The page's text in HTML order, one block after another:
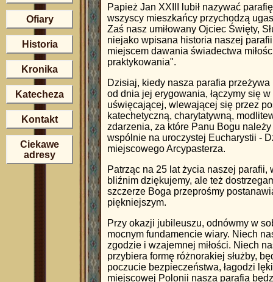
Ofiary
Historia
Kronika
Katecheza
Kontakt
Ciekawe
adresy
Papież Jan XXIII lubił nazywać
wszyscy mieszkańcy przychodzą
Zaś nasz umiłowany Ojciec Święty,
niejako wpisana historia naszej
miejscem dawania świadectwa
praktykowania".
Dzisiaj, kiedy nasza parafia
od dnia jej erygowania, łączymy się
uświęcającej, wlewającej się przez
katechetyczną, charytatywną,
zdarzenia, za które Panu Bogu
wspólnie na uroczystej Eucharystii -
miejscowego Arcypasterza.
Patrząc na 25 lat życia naszej
bliźnim dziękujemy, ale też
szczerze Boga przeprośmy
piękniejszym.
Przy okazji jubileuszu, odnówmy w
mocnym fundamencie wiary. Niech
zgodzie i wzajemnej miłości. Niech
przybiera formę różnorakiej służby,
poczucie bezpieczeństwa, łagodzi
miejscowej Polonii nasza parafia